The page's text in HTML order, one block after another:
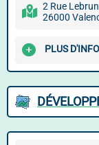
2 Rue
26000
PLUS